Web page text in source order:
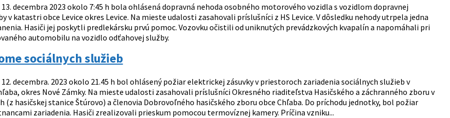
decembra 2023 okolo 7:45 h bola ohlásená dopravná nehoda osobného motorového vozidla s vozidlom dopravnej
v katastri obce Levice okres Levice. Na mieste udalosti zasahovali príslušníci z HS Levice. V dôsledku nehody utrpela jedna
Hasiči jej poskytli predlekársku prvú pomoc. Vozovku očistili od uniknutých prevádzkových kvapalín a napomáhali pri
automobilu na vozidlo odťahovej služby.
sociálnych služieb
decembra. 2023 okolo 21.45 h bol ohlásený požiar elektrickej zásuvky v priestoroch zariadenia sociálnych služieb v
okres Nové Zámky. Na mieste udalosti zasahovali príslušníci Okresného riaditeľstva Hasičského a záchranného zboru v
(z hasičskej stanice Štúrovo) a členovia Dobrovoľného hasičského zboru obce Chľaba. Do príchodu jednotky, bol požiar
zariadenia. Hasiči zrealizovali prieskum pomocou termovíznej kamery. Príčina vzniku...